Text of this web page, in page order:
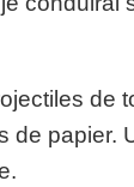
de
de papier.